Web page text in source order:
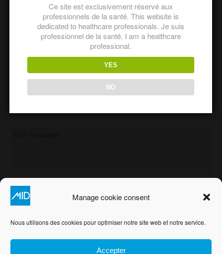
Manage cookie consent
Nous utilisons des cookies pour optimiser notre site web et notre service.
Accepter
LEGAL INFORMATION
Ce site est exclusivement réservé aux
professionnels de la santé. This website is
dedicated to healthcare professionals. Je suis
professionnel de la santé. I am a healthcare
professional.
YES
NO